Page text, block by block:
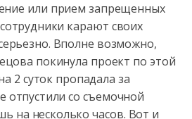
или прием запрещенных
карают своих
Вполне возможно,
покинула проект по этой
2 суток пропадала за
отпустили со съемочной
на несколько часов. Вот и